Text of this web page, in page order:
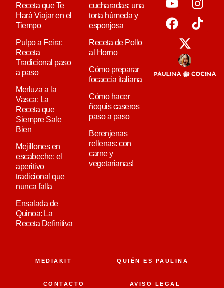
Receta que Te
Hará Viajar en el
Tiempo
Pulpo a Feira:
Receta
Tradicional paso
a paso
Merluza a la
Vasca: La
Receta que
Siempre Sale
Bien
Mejillones en
escabeche: el
aperitivo
tradicional que
nunca falla
Ensalada de
Quinoa: La
Receta Definitiva
cucharadas: una
torta húmeda y
esponjosa
Receta de Pollo
al Horno
Cómo preparar
focaccia italiana
Cómo hacer
ñoquis caseros
paso a paso
Berenjenas
rellenas: con
carne y
vegetarianas!
MEDIAKIT QUIÉN ES PAULINA
CONTACTO AVISO LEGAL